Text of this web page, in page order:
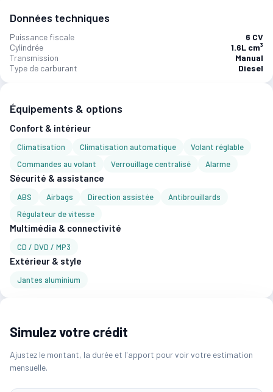
Données techniques
Puissance fiscale
6 CV
Cylindrée
1.6L cm³
Transmission
Manual
Type de carburant
Diesel
Équipements & options
Confort & intérieur
Climatisation Climatisation automatique
Volant réglable
Commandes au volant
Verrouillage centralisé Alarme
Sécurité & assistance
ABS Airbags Direction assistée
Antibrouillards
Régulateur de vitesse
Multimédia & connectivité
CD / DVD / MP3
Extérieur & style
Jantes aluminium
Simulez votre crédit
Ajustez le montant, la durée et l'apport pour voir votre estimation
mensuelle.